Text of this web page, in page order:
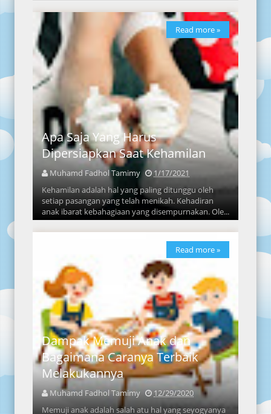
Apa Saja Yang Harus
Dipersiapkan Saat Kehamilan
Muhamd Fadhol Tamimy
1/17/2021
Kehamilan adalah hal yang paling ditunggu oleh
setiap pasangan yang telah menikah. Kehadiran
anak ibarat kebahagiaan yang disempurnakan. Ole...
Read more »
Dampak Memuji Anak dan
Bagaimana Caranya Terbaik
Melakukannya
Muhamd Fadhol Tamimy
12/29/2020
Memuji anak adalah salah atu hal yang seyogyanya
Read more »